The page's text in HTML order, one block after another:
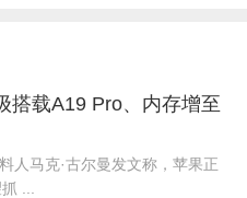
搭载A19 Pro、内存增至
人马克·古尔曼发文称，苹果正
...